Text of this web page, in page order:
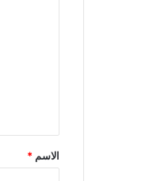
ق
*
الاسم *